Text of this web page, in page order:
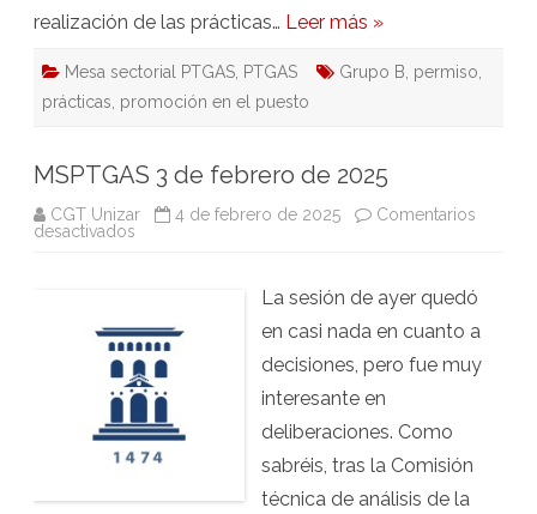
realización de las prácticas… Leer más »
Mesa sectorial PTGAS PTGAS Grupo B permiso
prácticas promoción en el puesto
MSPTGAS 3 de febrero de 2025
CGT Unizar 4 de febrero de 2025
Comentarios
desactivados
2025
La sesión de ayer quedó
en casi nada en cuanto a
decisiones, pero fue muy
interesante en
deliberaciones. Como
sabréis, tras la Comisión
técnica de análisis de la